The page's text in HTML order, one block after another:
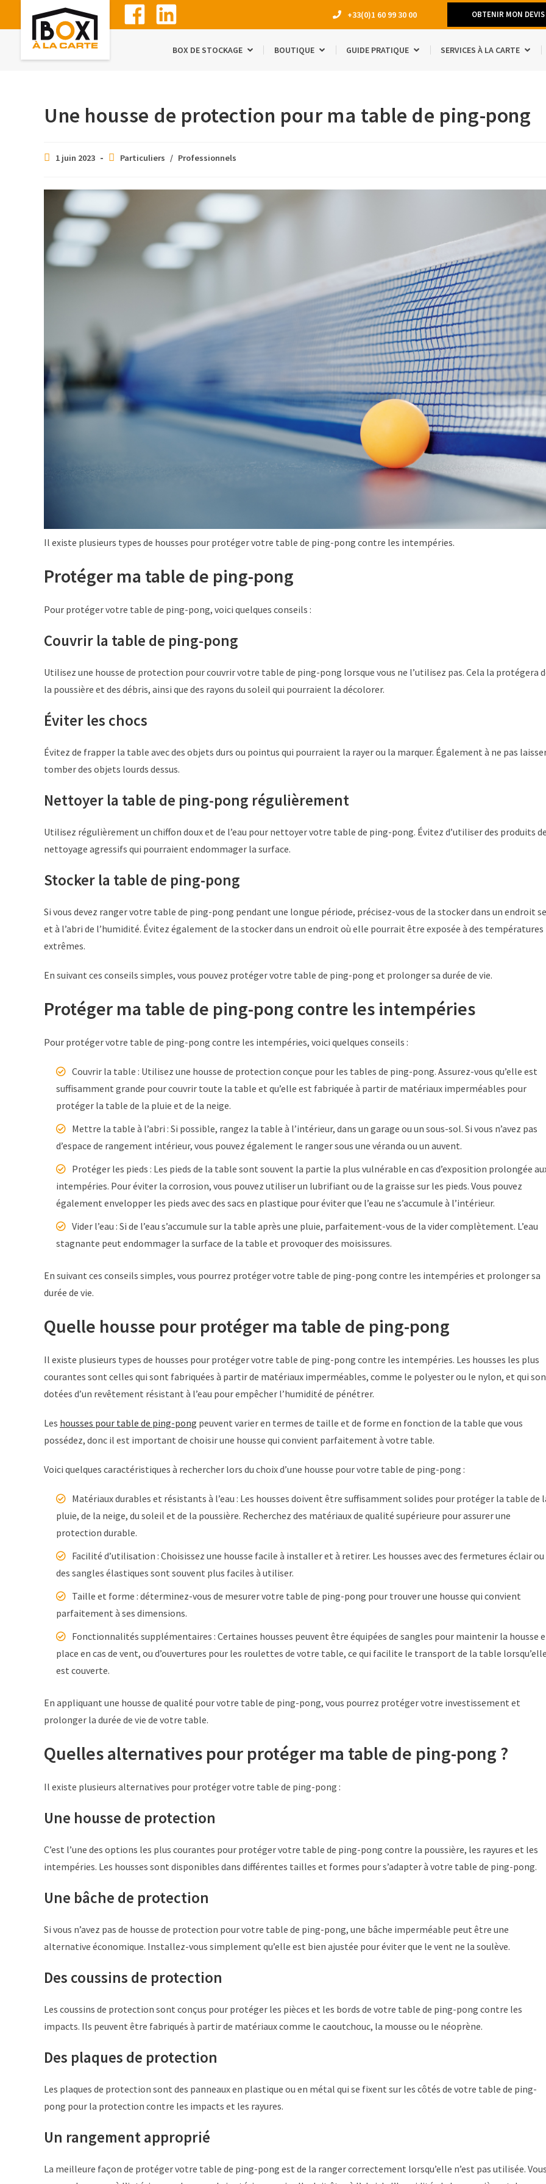
+33(0)1 60 99 30 00 OBTENIR MON
BOX DE STOCKAGE
TRAVAUX
MANQUE
BOUTIQUE GUIDE PRATIQUE SERVICES À LA CARTE
LOCATION
Une housse de protection pour ma table de ping-pong
1 juin 2023 Particuliers / Professionnels
Il existe plusieurs types de housses pour protéger votre table de ping-pong contre les intempéries.
Protéger ma table de ping-pong
Pour protéger votre table de ping-pong, voici quelques conseils :
Couvrir la table de ping-pong
Utilisez une housse de protection pour couvrir votre table de ping-pong lorsque vous ne l’utilisez pas. Cela la protégera
la poussière et des débris, ainsi que des rayons du soleil qui pourraient la décolorer.
Éviter les chocs
Évitez de frapper la table avec des objets durs ou pointus qui pourraient la rayer ou la marquer. Également à ne pas
tomber des objets lourds dessus.
Nettoyer la table de ping-pong régulièrement
Utilisez régulièrement un chiffon doux et de l’eau pour nettoyer votre table de ping-pong. Évitez d’utiliser des produits
nettoyage agressifs qui pourraient endommager la surface.
Stocker la table de ping-pong
Si vous devez ranger votre table de ping-pong pendant une longue période, précisez-vous de la stocker dans un endroit
et à l’abri de l’humidité. Évitez également de la stocker dans un endroit où elle pourrait être exposée à des températures
extrêmes.
En suivant ces conseils simples, vous pouvez protéger votre table de ping-pong et prolonger sa durée de vie.
Protéger ma table de ping-pong contre les intempéries
Pour protéger votre table de ping-pong contre les intempéries, voici quelques conseils :
Couvrir la table : Utilisez une housse de protection conçue pour les tables de ping-pong. Assurez-vous qu’elle est
suffisamment grande pour couvrir toute la table et qu’elle est fabriquée à partir de matériaux imperméables pour
protéger la table de la pluie et de la neige.
Mettre la table à l’abri : Si possible, rangez la table à l’intérieur, dans un garage ou un sous-sol. Si vous n’avez pas
d’espace de rangement intérieur, vous pouvez également le ranger sous une véranda ou un auvent.
Protéger les pieds : Les pieds de la table sont souvent la partie la plus vulnérable en cas d’exposition prolongée
intempéries. Pour éviter la corrosion, vous pouvez utiliser un lubrifiant ou de la graisse sur les pieds. Vous pouvez
également envelopper les pieds avec des sacs en plastique pour éviter que l’eau ne s’accumule à l’intérieur.
Vider l’eau : Si de l’eau s’accumule sur la table après une pluie, parfaitement-vous de la vider complètement. L’eau
stagnante peut endommager la surface de la table et provoquer des moisissures.
En suivant ces conseils simples, vous pourrez protéger votre table de ping-pong contre les intempéries et prolonger sa
durée de vie.
Quelle housse pour protéger ma table de ping-pong
Il existe plusieurs types de housses pour protéger votre table de ping-pong contre les intempéries. Les housses les plus
courantes sont celles qui sont fabriquées à partir de matériaux imperméables, comme le polyester ou le nylon, et qui
dotées d’un revêtement résistant à l’eau pour empêcher l’humidité de pénétrer.
Les housses pour table de ping-pong peuvent varier en termes de taille et de forme en fonction de la table que vous
possédez, donc il est important de choisir une housse qui convient parfaitement à votre table.
Voici quelques caractéristiques à rechercher lors du choix d’une housse pour votre table de ping-pong :
Matériaux durables et résistants à l’eau : Les housses doivent être suffisamment solides pour protéger la table de
pluie, de la neige, du soleil et de la poussière. Recherchez des matériaux de qualité supérieure pour assurer une
protection durable.
Facilité d’utilisation : Choisissez une housse facile à installer et à retirer. Les housses avec des fermetures éclair ou
des sangles élastiques sont souvent plus faciles à utiliser.
Taille et forme : déterminez-vous de mesurer votre table de ping-pong pour trouver une housse qui convient
parfaitement à ses dimensions.
Fonctionnalités supplémentaires : Certaines housses peuvent être équipées de sangles pour maintenir la housse
place en cas de vent, ou d’ouvertures pour les roulettes de votre table, ce qui facilite le transport de la table
est couverte.
En appliquant une housse de qualité pour votre table de ping-pong, vous pourrez protéger votre investissement et
prolonger la durée de vie de votre table.
Quelles alternatives pour protéger ma table de ping-pong ?
Il existe plusieurs alternatives pour protéger votre table de ping-pong :
Une housse de protection
C’est l’une des options les plus courantes pour protéger votre table de ping-pong contre la poussière, les rayures et les
intempéries. Les housses sont disponibles dans différentes tailles et formes pour s’adapter à votre table de ping-pong.
Une bâche de protection
Si vous n’avez pas de housse de protection pour votre table de ping-pong, une bâche imperméable peut être une
alternative économique. Installez-vous simplement qu’elle est bien ajustée pour éviter que le vent ne la soulève.
Des coussins de protection
Les coussins de protection sont conçus pour protéger les pièces et les bords de votre table de ping-pong contre les
impacts. Ils peuvent être fabriqués à partir de matériaux comme le caoutchouc, la mousse ou le néoprène.
Des plaques de protection
Les plaques de protection sont des panneaux en plastique ou en métal qui se fixent sur les côtés de votre table de ping-
pong pour la protection contre les impacts et les rayures.
Un rangement approprié
La meilleure façon de protéger votre table de ping-pong est de la ranger correctement lorsqu’elle n’est pas utilisée.